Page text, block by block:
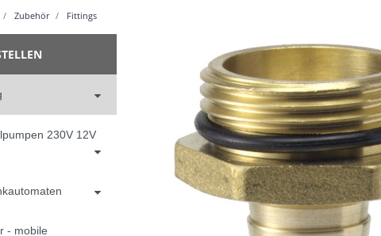
Zubehör Fittings
230V 12V
- mobile